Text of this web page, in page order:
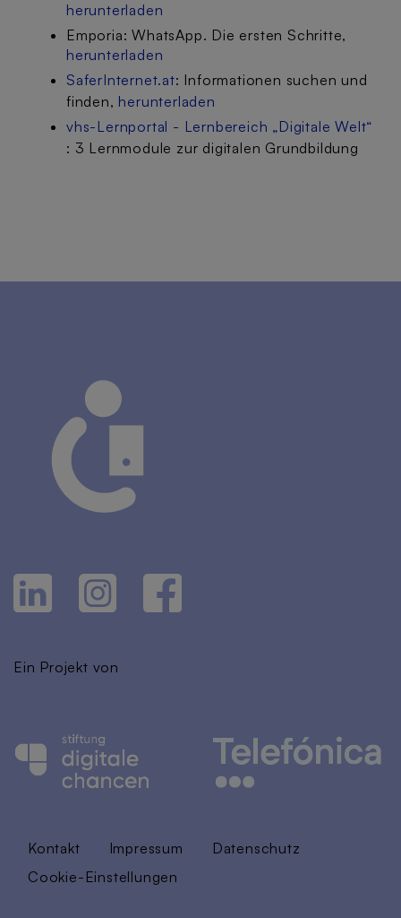
herunterladen
Emporia: WhatsApp. Die ersten Schritte,
herunterladen
SaferInternet.at: Informationen suchen und
finden, herunterladen
vhs-Lernportal - Lernbereich „Digitale Welt“
: 3 Lernmodule zur digitalen Grundbildung
Ein Projekt von
Kontakt Impressum
Datenschutz
Cookie-Einstellungen